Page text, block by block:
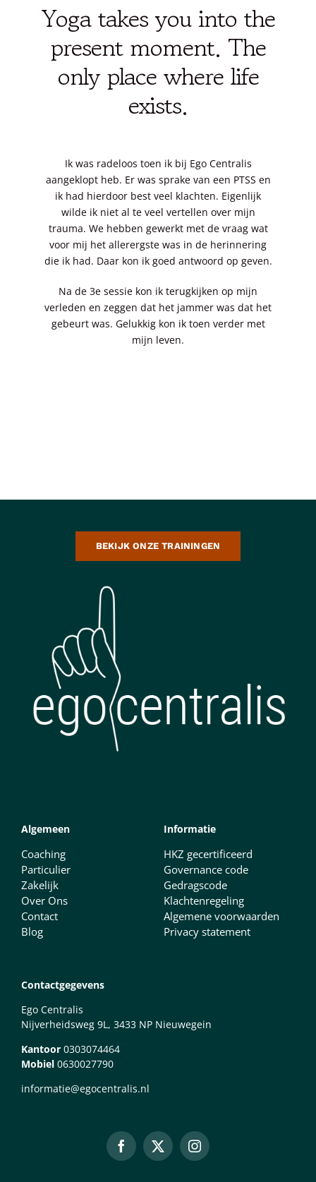
Yoga takes you into the
present moment. The
only place where life
exists.
Ik was radeloos toen ik bij Ego Centralis
aangeklopt heb. Er was sprake van een PTSS en
ik had hierdoor best veel klachten. Eigenlijk
wilde ik niet al te veel vertellen over mijn
trauma. We hebben gewerkt met de vraag wat
voor mij het allerergste was in de herinnering
die ik had. Daar kon ik goed antwoord op geven.
Na de 3e sessie kon ik terugkijken op mijn
verleden en zeggen dat het jammer was dat het
gebeurt was. Gelukkig kon ik toen verder met
mijn leven.
BEKIJK ONZE TRAININGEN
Algemeen
Coaching
Particulier
Zakelijk
Over Ons
Contact
Blog
Informatie
HKZ gecertificeerd
Governance code
Gedragscode
Klachtenregeling
Algemene voorwaarden
Privacy statement
Contactgegevens
Ego Centralis
Nijverheidsweg 9L, 3433 NP Nieuwegein
Kantoor 0303074464
Mobiel 0630027790
informatie@egocentralis.nl